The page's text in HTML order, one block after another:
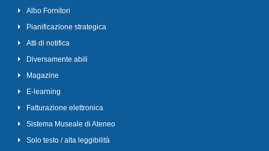
Albo Fornitori
Pianificazione strategica
Atti di notifica
Diversamente abili
Magazine
E-learning
Fatturazione elettronica
Sistema Museale di Ateneo
Solo testo / alta leggibilità